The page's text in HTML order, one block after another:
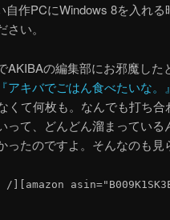
作PCにWindows 8を入れ
い。
AKIBAの編集部にお邪魔した
キバでごはん食べたいな。
くて何枚も。なんでも打ち
って、どんどん溜まっている
たのですよ。そんなのも見
/] [amazon